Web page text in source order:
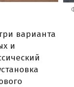
варианта
и